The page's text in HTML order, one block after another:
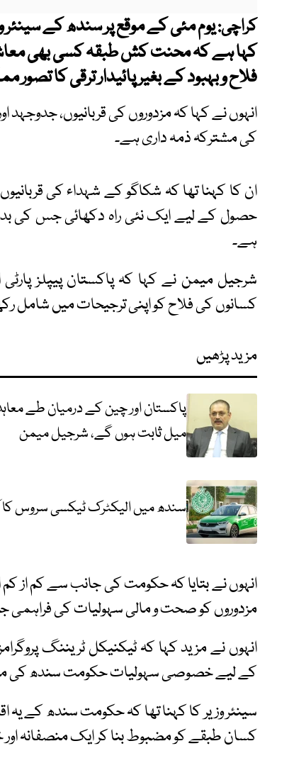
کراچی:یوم مئی کے موقع پر سندھ کے سینئر
کہا ہے کہ محنت کش طبقہ کسی بھی
فلاح و بہبود کے بغیر پائیدار ترقی کا تصور
انہوں نے کہا کہ مزدوروں کی قربانیوں،
کی مشترکہ ذمہ داری ہے۔
ان کا کہنا تھا کہ شکاگو کے شہداء کی
حصول کے لیے ایک نئی راہ دکھائی جس کی
ہے۔
شرجیل میمن نے کہا کہ پاکستان پیپلز
کسانوں کی فلاح کو اپنی ترجیحات میں شامل
مزید پڑھیں
پاکستان اور چین کے درمیان طے
میل ثابت ہوں گے، شرجیل میمن
سندھ میں الیکٹرک ٹیکسی سروس کا
انہوں نے بتایا کہ حکومت کی جانب سے کم از کم
مزدوروں کو صحت و مالی سہولیات کی فراہمی
انہوں نے مزید کہا کہ ٹیکنیکل ٹریننگ
کے لیے خصوصی سہولیات حکومت سندھ کی
سینئر وزیر کا کہنا تھا کہ حکومت سندھ کے یہ
کسان طبقے کو مضبوط بنا کر ایک منصفانہ اور